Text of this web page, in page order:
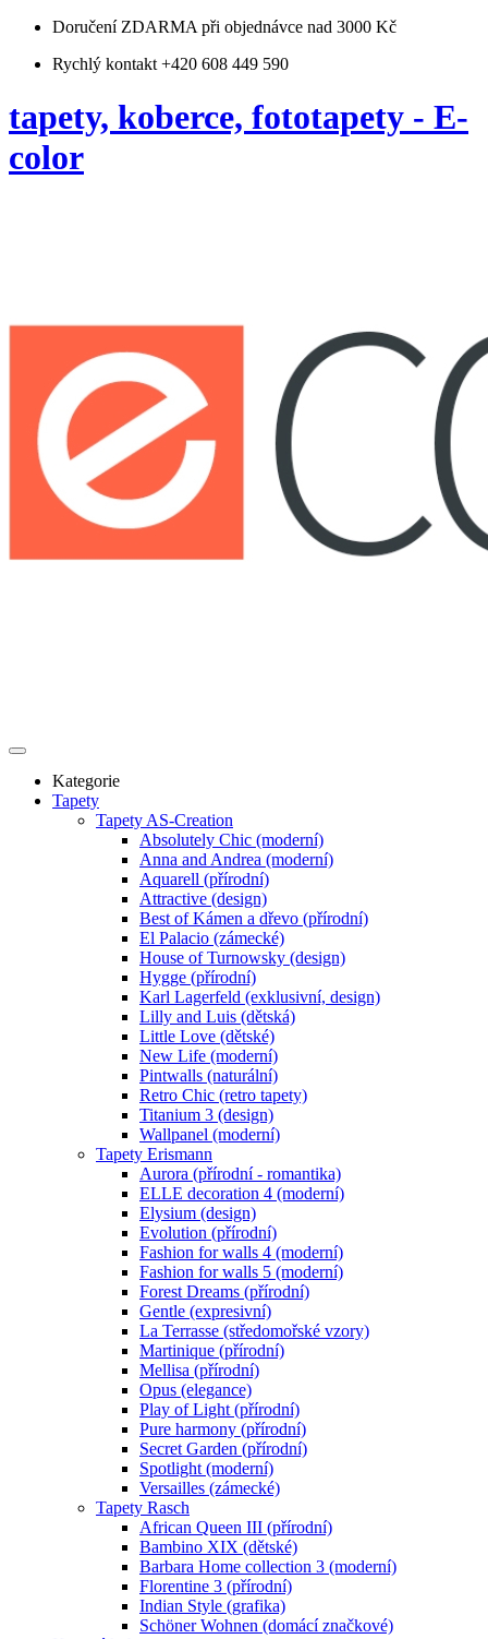
Doručení ZDARMA při objednávce nad 3000 Kč
Rychlý kontakt +420 608 449 590
tapety, koberce, fototapety - E-
color
Kategorie
Tapety
Tapety AS-Creation
Absolutely Chic (moderní)
Anna and Andrea (moderní)
Aquarell (přírodní)
Attractive (design)
Best of Kámen a dřevo (přírodní)
El Palacio (zámecké)
House of Turnowsky (design)
Hygge (přírodní)
Karl Lagerfeld (exklusivní, design)
Lilly and Luis (dětská)
Little Love (dětské)
New Life (moderní)
Pintwalls (naturální)
Retro Chic (retro tapety)
Titanium 3 (design)
Wallpanel (moderní)
Tapety Erismann
Aurora (přírodní - romantika)
ELLE decoration 4 (moderní)
Elysium (design)
Evolution (přírodní)
Fashion for walls 4 (moderní)
Fashion for walls 5 (moderní)
Forest Dreams (přírodní)
Gentle (expresivní)
La Terrasse (středomořské vzory)
Martinique (přírodní)
Mellisa (přírodní)
Opus (elegance)
Play of Light (přírodní)
Pure harmony (přírodní)
Secret Garden (přírodní)
Spotlight (moderní)
Versailles (zámecké)
Tapety Rasch
African Queen III (přírodní)
Bambino XIX (dětské)
Barbara Home collection 3 (moderní)
Florentine 3 (přírodní)
Indian Style (grafika)
Schöner Wohnen (domácí značkové)